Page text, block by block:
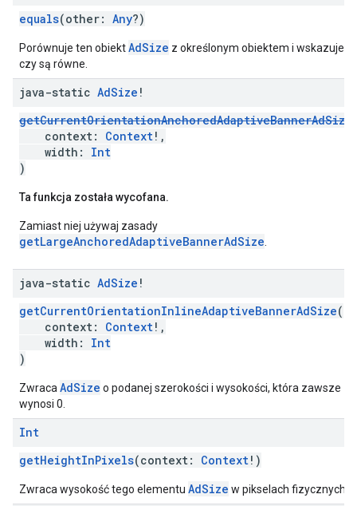
equals(other: Any?)
Porównuje ten obiektAdSize z określonym obiektem i wskazuje,
czy są równe.
java-static AdSize !
getCurrentOrientationAnchoredAdaptiveBannerAdSize
context: Context!,
width: Int
)
Ta funkcja została wycofana.
Zamiast niej używaj zasady
getLargeAnchoredAdaptiveBannerAdSize
java-static AdSize !
getCurrentOrientationInlineAdaptiveBannerAdSize(
context: Context!,
width: Int
)
Zwraca AdSize o podanej szerokości i wysokości, która zawsze
wynosi 0.
Int
getHeightInPixels(context: Context!)
Zwraca wysokość tego elementu AdSize w pikselach fizycznych.